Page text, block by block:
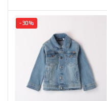
-30%